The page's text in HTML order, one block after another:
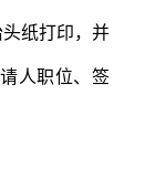
纸打印，并
人职位、签